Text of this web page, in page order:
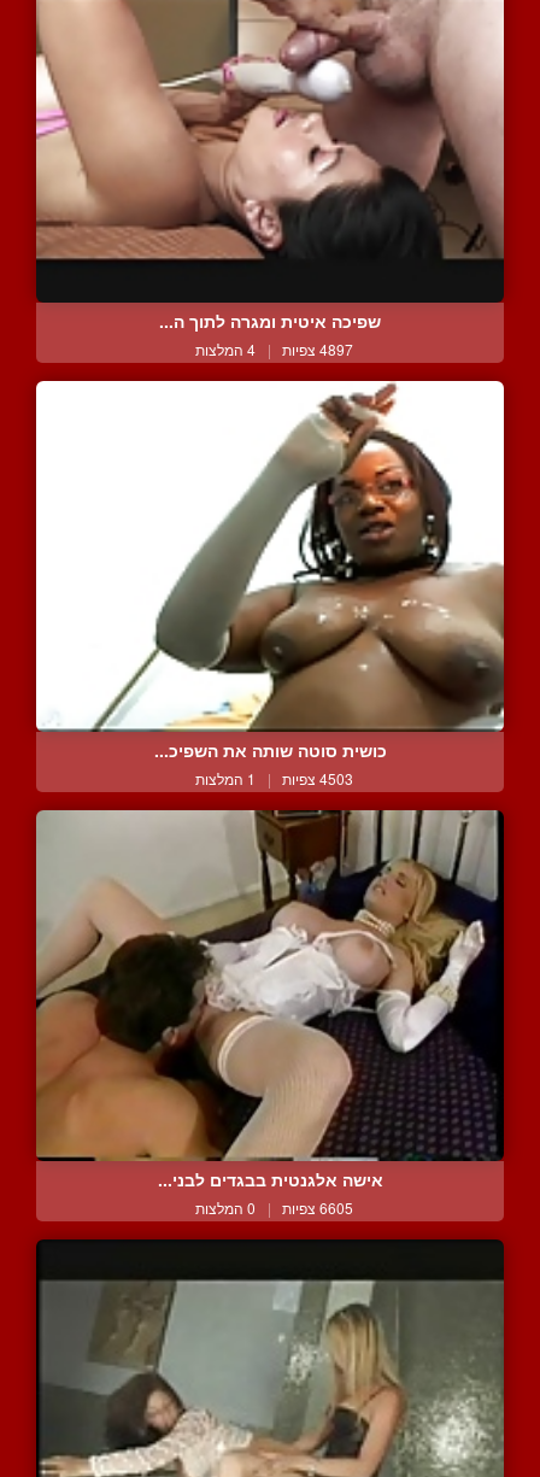
שפיכה איטית ומגרה לתוך ה...
4897 צפיות | 4 המלצות
כושית סוטה שותה את השפיכ...
4503 צפיות | 1 המלצות
אישה אלגנטית בבגדים לבני...
6605 צפיות | 0 המלצות